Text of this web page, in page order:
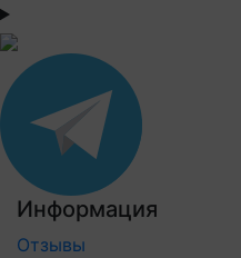
Информация
Отзывы